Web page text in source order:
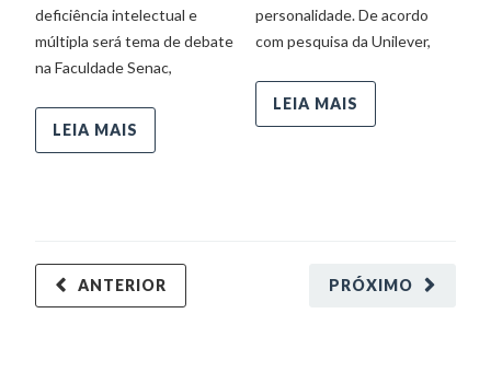
deficiência intelectual e
múltipla será tema de debate
na Faculdade Senac,
LEIA MAIS
personalidade. De acordo
com pesquisa da Unilever,
LEIA MAIS
PRÓXIMO
ANTERIOR